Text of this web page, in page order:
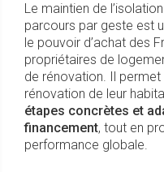
Le maintien de
parcours par geste est
le pouvoir d’achat des
propriétaires de
de rénovation. Il permet
rénovation de leur
étapes concrètes et
financement, tout en
performance globale.